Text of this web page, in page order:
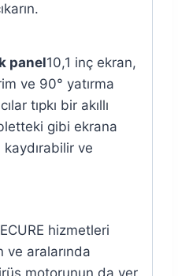
panel10,1 inç ekran,
ve 90° yatırma
tıpkı bir akıllı
gibi ekrana
ve
hizmetleri
ve aralarında